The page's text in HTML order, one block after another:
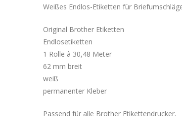
Weißes Endlos-Etiketten für
Original Brother Etiketten
Endlosetiketten
1 Rolle à 30,48 Meter
62 mm breit
weiß
permanenter Kleber
Passend für alle Brother Etikettendrucker.